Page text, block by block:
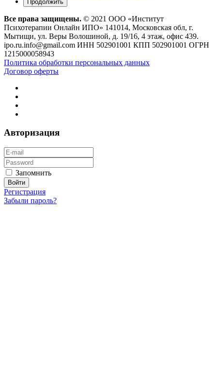
Все права защищены. © 2021 ООО «Институт
Психотерапии Онлайн ИПО» 141014, Московская обл, г.
Мытищи, ул. Веры Волошиной, д. 19/16, 4 этаж, офис 439.
ipo.ru.info@gmail.com ИНН 502901001 КПП 502901001 ОГРН
1215000058943
Политика обработки персональных данных
Договор оферты
Авторизация
Запомнить
Регистрация
Забыли пароль?